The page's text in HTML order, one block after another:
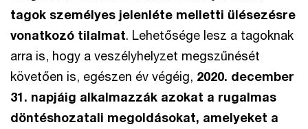
tagok személyes jelenléte melletti ülésezésre
vonatkozó tilalmat. Lehetősége lesz a tagoknak
arra is, hogy a veszélyhelyzet megszűnését
követően is, egészen év végéig, 2020. december
31. napjáig alkalmazzák azokat a rugalmas
döntéshozatali megoldásokat, amelyeket a